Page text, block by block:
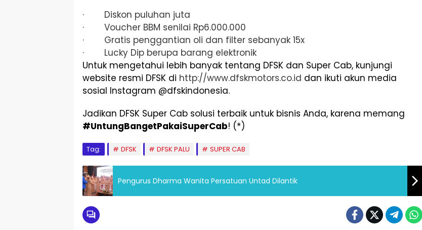
· Diskon puluhan juta
· Voucher BBM senilai Rp6.000.000
· Gratis penggantian oli dan filter sebanyak 15x
· Lucky Dip berupa barang elektronik
Untuk mengetahui lebih banyak tentang DFSK dan Super Cab, kunjungi
website resmi DFSK di http://www.dfskmotors.co.id dan ikuti akun media
sosial Instagram @dfskindonesia.
Jadikan DFSK Super Cab solusi terbaik untuk bisnis Anda, karena memang
#UntungBangetPakaiSuperCab! (*)
Tag: DFSK DFSK PALU SUPER CAB
Pengurus Dharma Wanita Persatuan Untad Dilantik